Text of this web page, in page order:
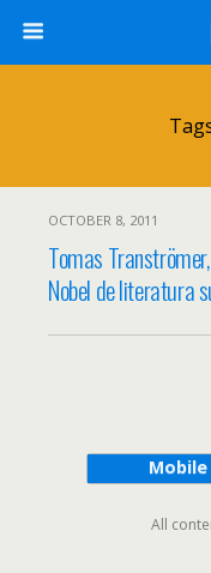
OCTOBER 8, 2011
Tomas
Nobel de literatura
Mobile
All